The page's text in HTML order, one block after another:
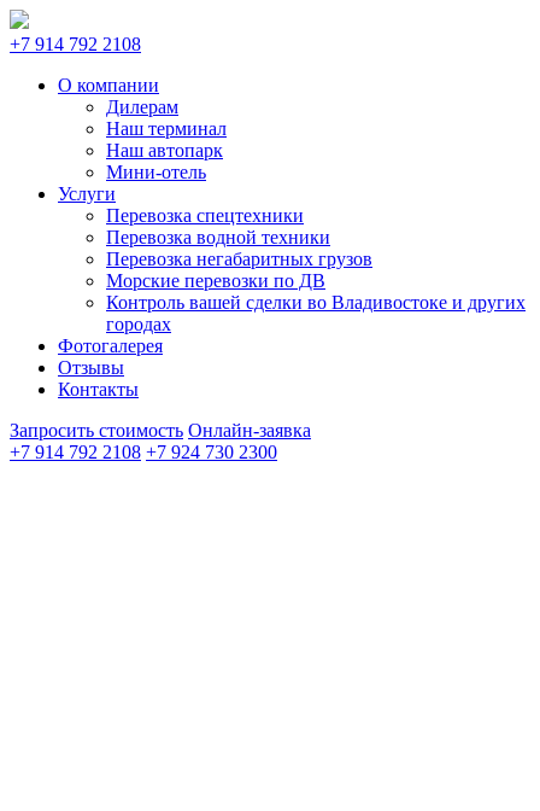
+7 914 792 2108
О компании
Дилерам
Наш терминал
Наш автопарк
Мини-отель
Услуги
Перевозка спецтехники
Перевозка водной техники
Перевозка негабаритных грузов
Морские перевозки по ДВ
Контроль вашей сделки во Владивостоке и других
городах
Фотогалерея
Отзывы
Контакты
Запросить стоимость Онлайн-заявка
+7 914 792 2108 +7 924 730 2300